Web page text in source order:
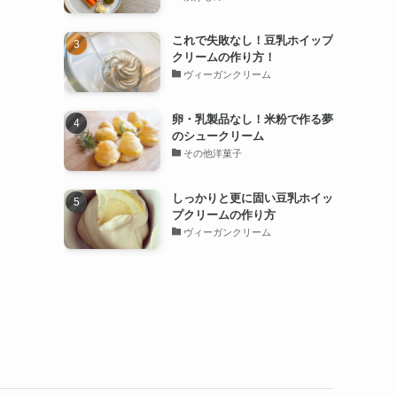
これで失敗なし！豆乳ホイップ
クリームの作り方！
ヴィーガンクリーム
卵・乳製品なし！米粉で作る夢
のシュークリーム
その他洋菓子
しっかりと更に固い豆乳ホイッ
プクリームの作り方
ヴィーガンクリーム